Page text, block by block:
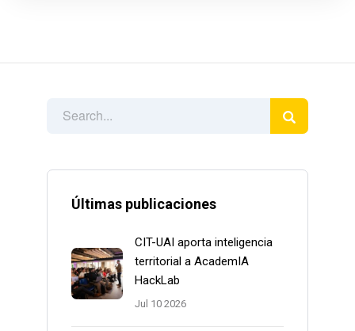
Últimas publicaciones
CIT-UAI aporta inteligencia
territorial a AcademIA
HackLab
Jul 10 2026